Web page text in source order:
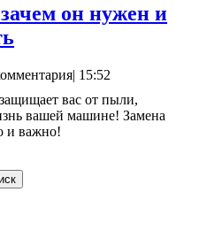
он нужен и
зачем
он
нужен
как
| 15:52
вашей машине! Замена
и важно!